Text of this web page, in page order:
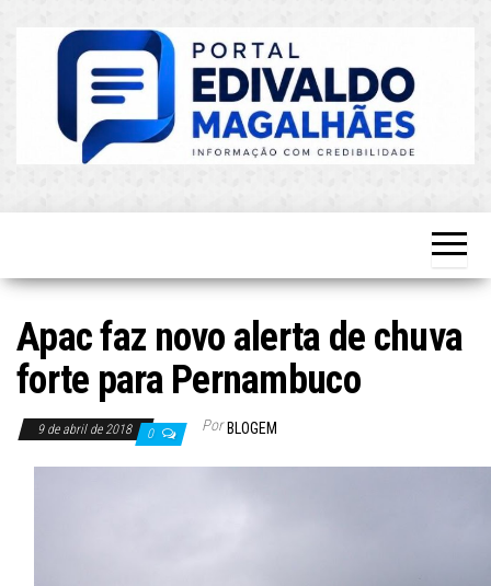
Atualizado!
Apac faz novo alerta de chuva
forte para Pernambuco
9 de abril de 2018 0 Por BLOGEM